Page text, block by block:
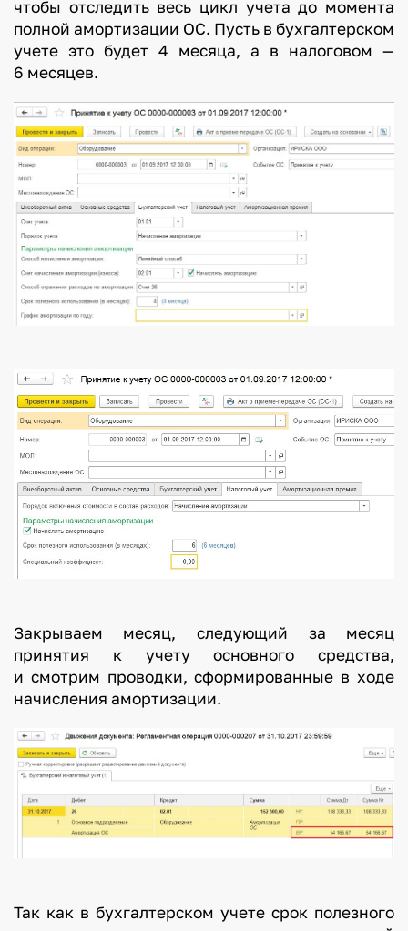
чтобы отследить весь цикл учета до момента
полной амортизации ОС. Пусть в бухгалтерском
учете это будет 4 месяца, а в налоговом —
6 месяцев.
Закрываем месяц, следующий за месяц
принятия к учету основного средства,
и смотрим проводки, сформированные в ходе
начисления амортизации.
Так как в бухгалтерском учете срок полезного